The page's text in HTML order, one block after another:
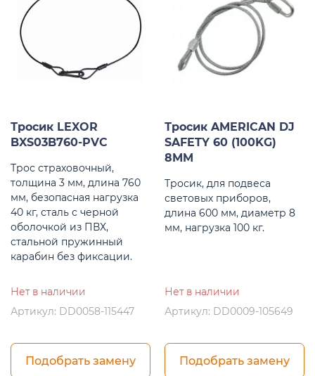
Тросик LEXOR
BXS03B760-PVC
Трос страховочный,
толщина 3 мм, длина 760
мм, безопасная нагрузка
40 кг, сталь с черной
оболочкой из ПВХ,
стальной пружинный
карабин без фиксации.
Нет в наличии
Артикул: DD0058-115447
Подобрать замену
Тросик AMERICAN DJ
SAFETY 60 (100KG)
8MM
Тросик, для подвеса
световых приборов,
длина 600 мм, диаметр 8
мм, нагрузка 100 кг.
Нет в наличии
Артикул: DD0009-105649
Подобрать замену